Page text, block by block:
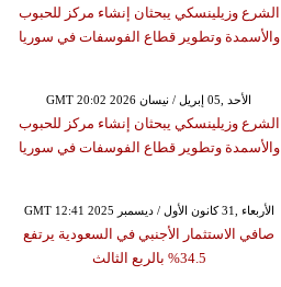
الشرع وزيلينسكي يبحثان إنشاء مركز للحبوب
والأسمدة وتطوير قطاع الفوسفات في سوريا
GMT 20:02 2026 الأحد ,05 إبريل / نيسان
الشرع وزيلينسكي يبحثان إنشاء مركز للحبوب
والأسمدة وتطوير قطاع الفوسفات في سوريا
GMT 12:41 2025 الأربعاء ,31 كانون الأول / ديسمبر
صافي الاستثمار الأجنبي في السعودية يرتفع
34.5% بالربع الثالث‎‎‎‎‎‎‎‎‎‎‎‎‎‎‎‎‎‎‎‎‎‎‎‎‎‎‎‎‎‎‎‎‎‎‎‎‎‎‎‎‎‎‎‎‎‎‎‎‎‎‎‎‎‎‎‎‎‎‎‎‎‎‎‎‎‎‎‎‎‎‎‎‎‎‎‎‎‎‎‎‎‎‎‎‎‎‎‎‎‎‎‎‎‎‎‎‎‎‎‎‎‎‎‎‎‎‎‎‎‎‎‎‎‎‎‎‎‎‎‎‎‎‎‎‎‎‎‎‎‎‎‎‎‎‎‎‎‎‎‎‎‎‎‎‎‎‎‎‎‎‎‎‎‎‎‎‎‎‎‎‎‎‎‎‎‎‎‎‎‎‎‎‎‎‎‎‎‎‎‎‎‎‎‎‎‎‎‎‎‎‎‎‎‎‎